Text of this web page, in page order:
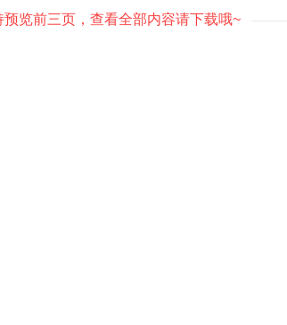
预览前三页，查看全部内容请下载哦~